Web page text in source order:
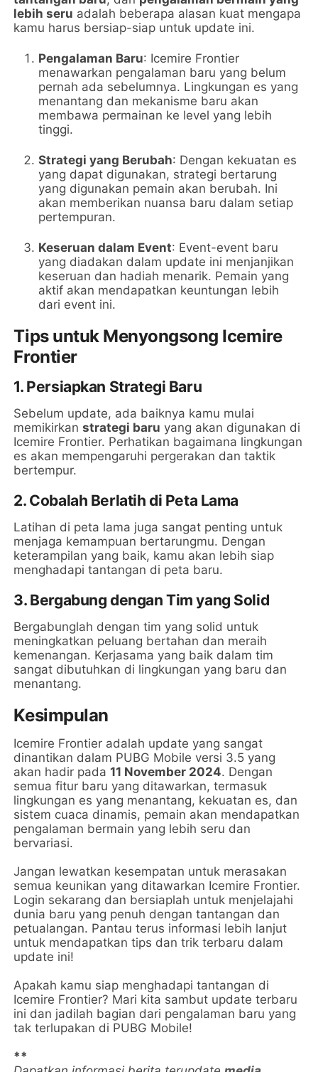
lebih seru adalah beberapa alasan kuat mengapa
kamu harus bersiap-siap untuk update ini.
Pengalaman Baru: Icemire Frontier
menawarkan pengalaman baru yang belum
pernah ada sebelumnya. Lingkungan es yang
menantang dan mekanisme baru akan
membawa permainan ke level yang lebih
tinggi.
Strategi yang Berubah: Dengan kekuatan es
yang dapat digunakan, strategi bertarung
yang digunakan pemain akan berubah. Ini
akan memberikan nuansa baru dalam setiap
pertempuran.
Keseruan dalam Event: Event-event baru
yang diadakan dalam update ini menjanjikan
keseruan dan hadiah menarik. Pemain yang
aktif akan mendapatkan keuntungan lebih
dari event ini.
Tips untuk Menyongsong Icemire
Frontier
1. Persiapkan Strategi Baru
Sebelum update, ada baiknya kamu mulai
memikirkanstrategi baru yang akan digunakan di
Icemire Frontier. Perhatikan bagaimana lingkungan
es akan mempengaruhi pergerakan dan taktik
bertempur.
2. Cobalah Berlatih di Peta Lama
Latihan di peta lama juga sangat penting untuk
menjaga kemampuan bertarungmu. Dengan
keterampilan yang baik, kamu akan lebih siap
menghadapi tantangan di peta baru.
3. Bergabung dengan Tim yang Solid
Bergabunglah dengan tim yang solid untuk
meningkatkan peluang bertahan dan meraih
kemenangan. Kerjasama yang baik dalam tim
sangat dibutuhkan di lingkungan yang baru dan
menantang.
Kesimpulan
Icemire Frontier adalah update yang sangat
dinantikan dalam PUBG Mobile versi 3.5 yang
akan hadir pada11 November 2024. Dengan
semua fitur baru yang ditawarkan, termasuk
lingkungan es yang menantang, kekuatan es, dan
sistem cuaca dinamis, pemain akan mendapatkan
pengalaman bermain yang lebih seru dan
bervariasi.
Jangan lewatkan kesempatan untuk merasakan
semua keunikan yang ditawarkan Icemire Frontier.
Login sekarang dan bersiaplah untuk menjelajahi
dunia baru yang penuh dengan tantangan dan
petualangan. Pantau terus informasi lebih lanjut
untuk mendapatkan tips dan trik terbaru dalam
update ini!
Apakah kamu siap menghadapi tantangan di
Icemire Frontier? Mari kita sambut update terbaru
ini dan jadilah bagian dari pengalaman baru yang
tak terlupakan di PUBG Mobile!
**